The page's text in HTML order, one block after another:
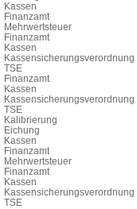
Kassen
Finanzamt
Mehrwertsteuer
Finanzamt
Kassen
Kassensicherungsverordnung
TSE
Finanzamt
Kassen
Kassensicherungsverordnung
TSE
Kalibrierung
Eichung
Kassen
Finanzamt
Mehrwertsteuer
Finanzamt
Kassen
Kassensicherungsverordnung
TSE